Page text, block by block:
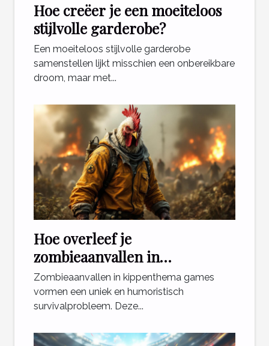
Hoe creëer je een moeiteloos
stijlvolle garderobe?
Een moeiteloos stijlvolle garderobe
samenstellen lijkt misschien een onbereikbare
droom, maar met...
Hoe overleef je
zombieaanvallen in
kippenthema games?
Zombieaanvallen in kippenthema games
vormen een uniek en humoristisch
survivalprobleem. Deze...